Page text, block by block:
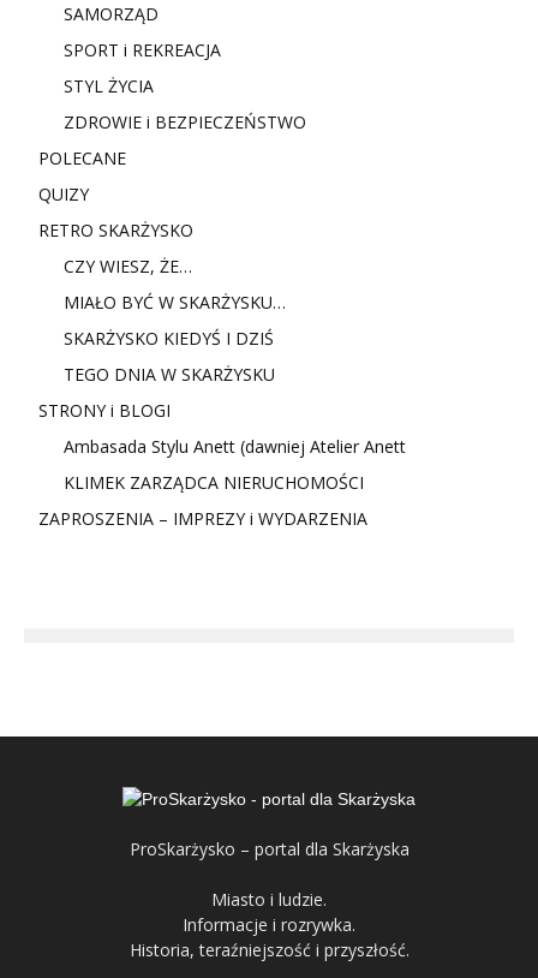
SAMORZĄD
SPORT i REKREACJA
STYL ŻYCIA
ZDROWIE i BEZPIECZEŃSTWO
POLECANE
QUIZY
RETRO SKARŻYSKO
CZY WIESZ, ŻE…
MIAŁO BYĆ W SKARŻYSKU…
SKARŻYSKO KIEDYŚ I DZIŚ
TEGO DNIA W SKARŻYSKU
STRONY i BLOGI
Ambasada Stylu Anett (dawniej Atelier Anett
KLIMEK ZARZĄDCA NIERUCHOMOŚCI
ZAPROSZENIA – IMPREZY i WYDARZENIA
ProSkarżysko – portal dla Skarżyska
Miasto i ludzie.
Informacje i rozrywka.
Historia, teraźniejszość i przyszłość.